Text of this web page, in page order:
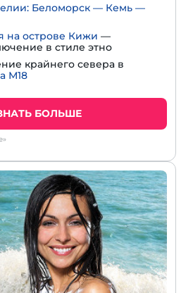
Беломорск — Кемь —
на острове Кижи —
в стиле этно
крайнего севера в
М18
БОЛЬШЕ